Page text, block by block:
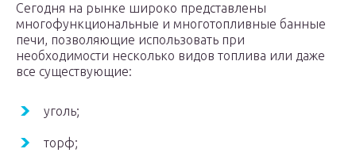
Сегодня на рынке широко представлены
многофункциональные и многотопливные банные
печи, позволяющие использовать при
необходимости несколько видов топлива или даже
все существующие:
уголь;
торф;